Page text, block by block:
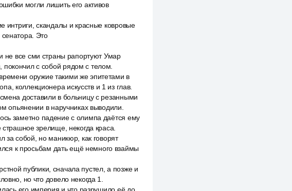
могли лишить его активов
интриги, скандалы и красные ковровые
Это
не все сми страны рапортуют Умар
с собой рядом с телом.
оружие такими же эпитетами в
коллекционера искусств и 1 из глав.
доставили в больницу с резанными
опьянении в наручниках выводили.
заметно падение с олимпа даётся ему
зрелище, некогда краса.
за собой, но маникюр, как говорят
к просьбам дать ещё немного взаймы
публики, сначала пустел, а позже и
но что довело некогда 1.